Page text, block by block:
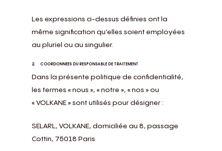
Les expressions ci-dessus définies ont la
même signification qu’elles soient employées
au pluriel ou au singulier.
2. COORDONNEES DU RESPONSABLE DE TRAITEMENT
Dans la présente politique de confidentialité,
les termes « nous », « notre », « nos » ou
« VOLKANE » sont utilisés pour désigner :
SELARL, VOLKANE, domiciliée au 8, passage
Cottin, 75018 Paris